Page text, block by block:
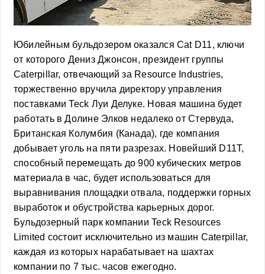
Юбилейным бульдозером оказался Cat D11, ключи
от которого Дениз Джонсон, президент группы
Caterpillar, отвечающий за Resource Industries,
торжественно вручила директору управления
поставками Teck Луи Делуке. Новая машина будет
работать в Долине Элков недалеко от Стервуда,
Британская Колумбия (Канада), где компания
добывает уголь на пяти разрезах. Новейший D11T,
способный перемещать до 900 кубических метров
материала в час, будет использоваться для
выравнивания площадки отвала, поддержки горных
выработок и обустройства карьерных дорог.
Бульдозерный парк компании Teck Resources
Limited состоит исключительно из машин Caterpillar,
каждая из которых нарабатывает на шахтах
компании по 7 тыс. часов ежегодно.